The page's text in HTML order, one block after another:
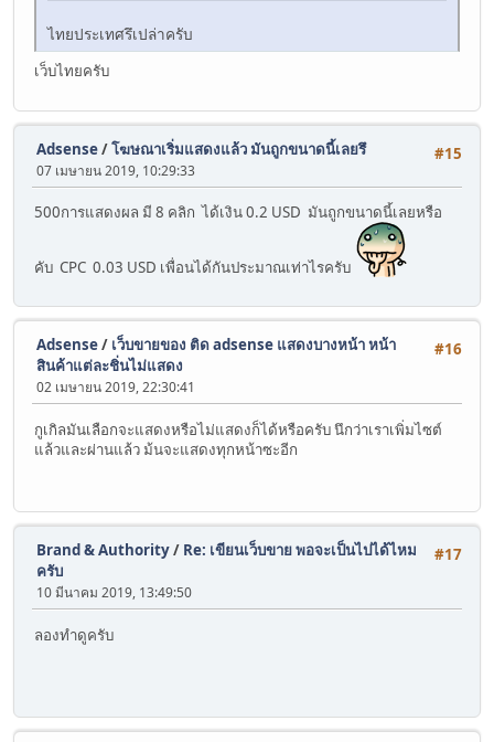
ไทยประเทศรึเปล่าครับ
เว็บไทยครับ
#15
Adsense/โฆษณาเริ่มแสดงแล้ว มันถูกขนาดนี้เลยรึ
07 เมษายน 2019, 10:29:33
500การแสดงผล มี 8 คลิก ได้เงิน 0.2 USD มันถูกขนาดนี้เลยหรือ
คับ CPC 0.03 USD เพื่อนได้กันประมาณเท่าไรครับ
#16
Adsense/ เว็บขายของ ติด adsense แสดงบางหน้า หน้า
สินค้าแต่ละชิ่นไม่แสดง
02 เมษายน 2019, 22:30:41
กูเกิลมันเลือกจะแสดงหรือไม่แสดงก็ได้หรือครับ นึกว่าเราเพิ่มไซต์
แล้วและผ่านแล้ว ม้นจะแสดงทุกหน้าซะอีก
#17
Brand & Authority/ Re: เขียนเว็บขาย พอจะเป็นไปได้ไหม
ครับ
10 มีนาคม 2019, 13:49:50
ลองทำดูครับ